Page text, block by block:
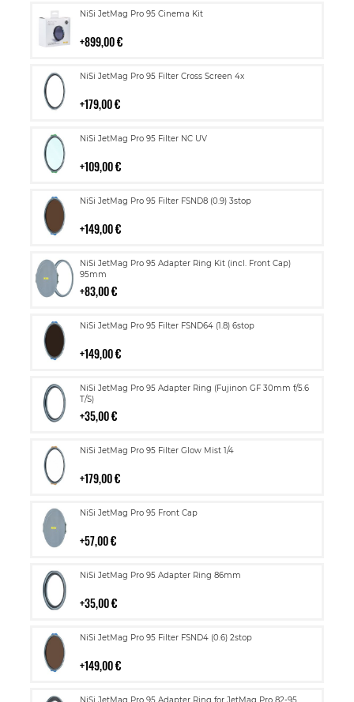
NiSi JetMag Pro 95 Cinema Kit
899,00 €
Lisää
NiSi JetMag Pro 95 Filter Cross Screen 4x
179,00 €
Lisää
NiSi JetMag Pro 95 Filter NC UV
109,00 €
Lisää
NiSi JetMag Pro 95 Filter FSND8 (0.9) 3stop
149,00 €
Lisää
NiSi JetMag Pro 95 Adapter Ring Kit (incl. Front Cap)
95mm
83,00 €
Lisää
ostoskoriin
NiSi JetMag Pro 95 Filter FSND64 (1.8) 6stop
149,00 €
Lisää
NiSi JetMag Pro 95 Adapter Ring (Fujinon GF 30mm f/5.6
T/S)
35,00 €
Lisää
ostoskoriin
NiSi JetMag Pro 95 Filter Glow Mist 1/4
179,00 €
Lisää
NiSi JetMag Pro 95 Front Cap
57,00 €
Lisää
NiSi JetMag Pro 95 Adapter Ring 86mm
35,00 €
Lisää
NiSi JetMag Pro 95 Filter FSND4 (0.6) 2stop
149,00 €
Lisää
Lisää